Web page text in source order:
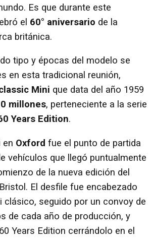
Es que durante este
el 60° aniversario de la
británica.
tipo y épocas del modelo se
en esta tradicional reunión,
Mini que data del año 1959
millones, perteneciente a la serie
Years Edition.
en Oxford fue el punto de partida
vehículos que llegó puntualmente
de la nueva edición del
El desfile fue encabezado
clásico, seguido por un convoy de
de cada año de producción, y
Years Edition cerrándolo en el